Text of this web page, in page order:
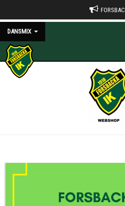
DANSMIX
HEM
KONTAKT